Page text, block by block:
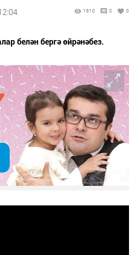
1610 0 0
белән бергә өйрәнәбез.